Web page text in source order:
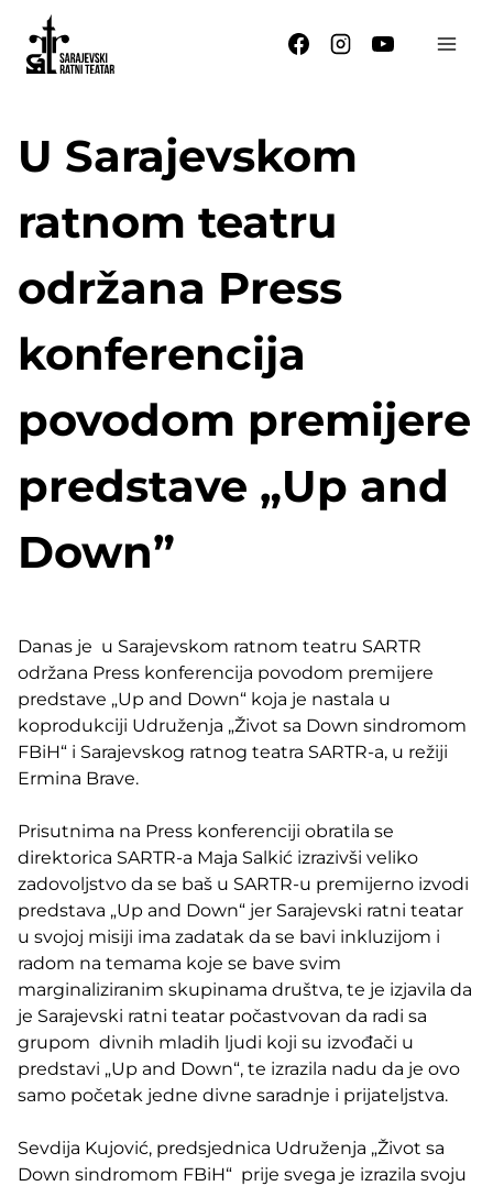
content
U Sarajevskom
ratnom teatru
održana Press
konferencija
povodom premijere
predstave „Up and
Down”
Danas je u Sarajevskom ratnom teatru SARTR
održana Press konferencija povodom premijere
predstave „Up and Down“ koja je nastala u
koprodukciji Udruženja „Život sa Down sindromom
FBiH“ i Sarajevskog ratnog teatra SARTR-a, u režiji
Ermina Brave.
Prisutnima na Press konferenciji obratila se
direktorica SARTR-a Maja Salkić izrazivši veliko
zadovoljstvo da se baš u SARTR-u premijerno izvodi
predstava „Up and Down“ jer Sarajevski ratni teatar
u svojoj misiji ima zadatak da se bavi inkluzijom i
radom na temama koje se bave svim
marginaliziranim skupinama društva, te je izjavila da
je Sarajevski ratni teatar počastvovan da radi sa
grupom divnih mladih ljudi koji su izvođači u
predstavi „Up and Down“, te izrazila nadu da je ovo
samo početak jedne divne saradnje i prijateljstva.
Sevdija Kujović, predsjednica Udruženja „Život sa
Down sindromom FBiH“ prije svega je izrazila svoju